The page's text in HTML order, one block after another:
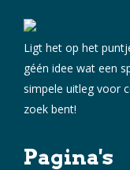
Ligt het op het
géén idee wat een
simpele uitleg voor
zoek bent!
Pagina's